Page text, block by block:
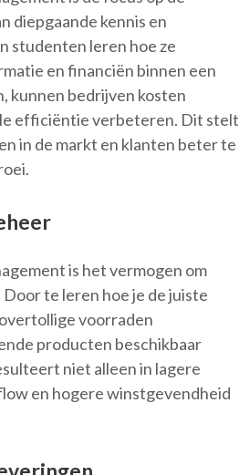
diepgaande kennis en
studenten leren hoe ze
en financiën binnen een
kunnen bedrijven kosten
efficiëntie verbeteren. Dit stelt
in de markt en klanten beter te
is het vermogen om
te leren hoe je de juiste
voorraden
producten beschikbaar
niet alleen in lagere
en hogere winstgevendheid